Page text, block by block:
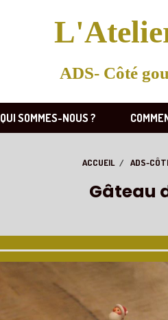
ADS- Côté
QUI SOMMES-NOUS ?
ACCUEIL ADS-
Gâteau